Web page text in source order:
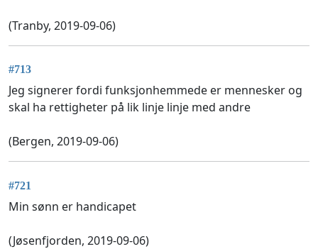
(Tranby, 2019-09-06)
#713
Jeg signerer fordi funksjonhemmede er mennesker og
skal ha rettigheter på lik linje linje med andre
(Bergen, 2019-09-06)
#721
Min sønn er handicapet
(Jøsenfjorden, 2019-09-06)